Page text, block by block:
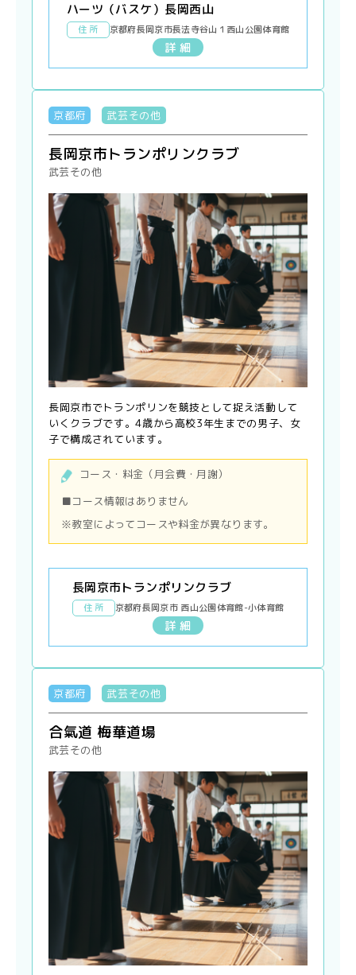
ハーツ（バスケ）長岡西山
住 所 京都府長岡京市長法寺谷山１西山公園体育館
詳 細
京都府 武芸その他
長岡京市トランポリンクラブ
武芸その他
長岡京市でトランポリンを競技として捉え活動して
いくクラブです。4歳から高校3年生までの男子、女
子で構成されています。
コース・料金（月会費・月謝）
■コース情報はありません
※教室によってコースや料金が異なります。
長岡京市トランポリンクラブ
住 所 京都府長岡京市 西山公園体育館-小体育館
詳 細
京都府 武芸その他
合氣道 梅華道場
武芸その他